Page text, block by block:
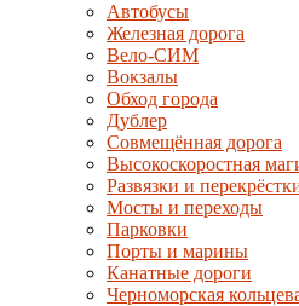
Автобусы
Железная дорога
Вело-СИМ
Вокзалы
Обход города
Дублер
Совмещённая дорога
Высокоскоростная
Развязки и
Мосты и переходы
Парковки
Порты и марины
Канатные дороги
Черноморская